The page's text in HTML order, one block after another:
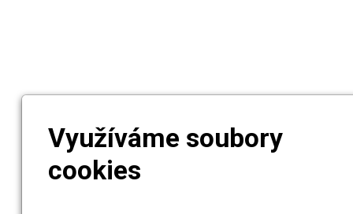
Využíváme soubory
cookies